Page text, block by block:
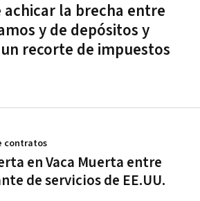
achicar la brecha entre
y de depósitos y
recorte de impuestos
en Vaca Muerta entre
de servicios de EE.UU.
contratos